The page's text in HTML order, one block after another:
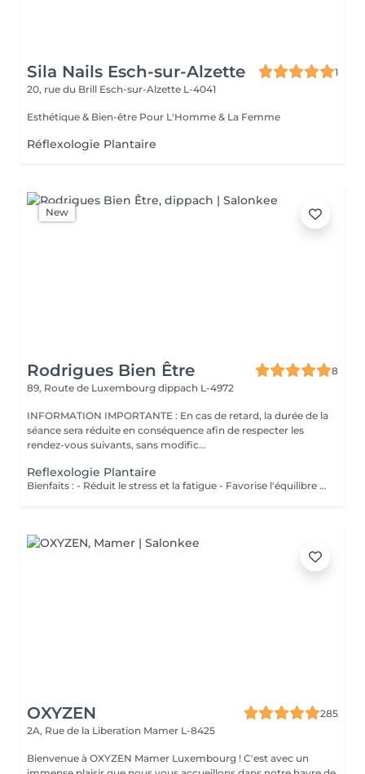
Sila Nails Esch-sur-Alzette
1
20, rue du Brill Esch-sur-Alzette L-4041
Esthétique & Bien-être Pour L'Homme & La Femme
Réflexologie Plantaire
New
Rodrigues Bien Être
8
89, Route de Luxembourg dippach L-4972
INFORMATION IMPORTANTE : En cas de retard, la durée de la
séance sera réduite en conséquence afin de respecter les
rendez-vous suivants, sans modific...
Reflexologie Plantaire
Bienfaits : - Réduit le stress et la fatigue - Favorise l'équilibre du corps - Stimule les fonctions naturelles de l'organisme - Améliore le bien-être général
OXYZEN
285
2A, Rue de la Liberation Mamer L-8425
Bienvenue à OXYZEN Mamer Luxembourg ! C'est avec un